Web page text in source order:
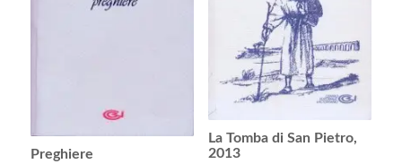
Preghiere
La Tomba di San Pietro,
2013